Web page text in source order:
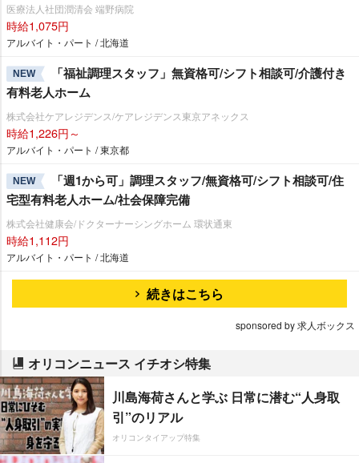
医療法人社団潤清会 端野病院
時給1,075円
アルバイト・パート / 北海道
NEW
「福祉調理スタッフ」無資格可/シフト相談可/介護付き
有料老人ホーム
株式会社ケアレジデンス/ケアレジデンス東京アネックス
時給1,226円～
アルバイト・パート / 東京都
NEW
「週1から可」調理スタッフ/無資格可/シフト相談可/住
宅型有料老人ホーム/社会保障完備
株式会社健康会/ドクターナーシングホーム 環状通東
時給1,112円
アルバイト・パート / 北海道
続きはこちら
sponsored by 求人ボックス
オリコンニュース イチオシ特集
川島海荷さんと学ぶ 日常に潜む“人身取
引”のリアル
オリコンタイアップ特集